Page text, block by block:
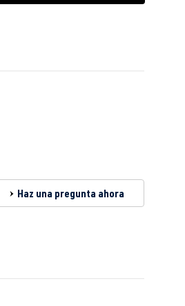
Haz una pregunta ahora